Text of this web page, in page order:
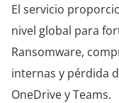
El servicio
nivel global para
Ransomware,
internas y pérdida
OneDrive y Teams.